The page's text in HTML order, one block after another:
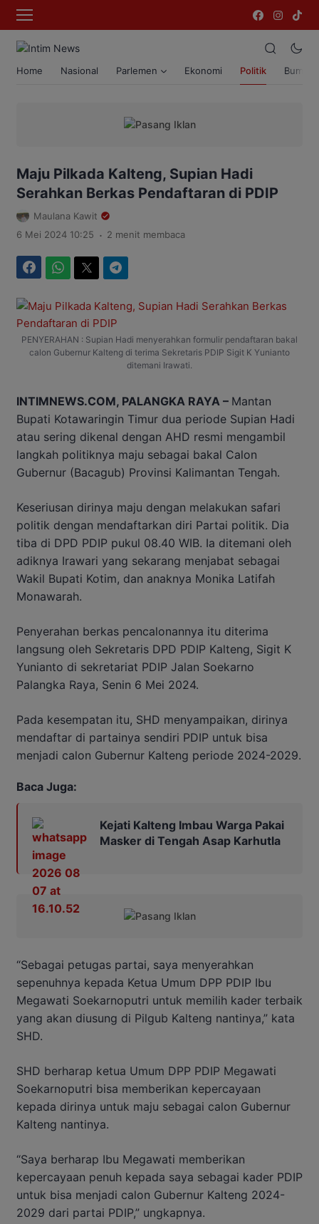
Home Nasional Parlemen Ekonomi Politik Bumi
Maju Pilkada Kalteng, Supian Hadi
Serahkan Berkas Pendaftaran di PDIP
Maulana Kawit
6 Mei 2024 10:25 . 2 menit membaca
PENYERAHAN : Supian Hadi menyerahkan formulir pendaftaran bakal
calon Gubernur Kalteng di terima Sekretaris PDIP Sigit K Yunianto
ditemani Irawati.
INTIMNEWS.COM, PALANGKA RAYA – Mantan
Bupati Kotawaringin Timur dua periode Supian Hadi
atau sering dikenal dengan AHD resmi mengambil
langkah politiknya maju sebagai bakal Calon
Gubernur (Bacagub) Provinsi Kalimantan Tengah.
Keseriusan dirinya maju dengan melakukan safari
politik dengan mendaftarkan diri Partai politik. Dia
tiba di DPD PDIP pukul 08.40 WIB. Ia ditemani oleh
adiknya Irawari yang sekarang menjabat sebagai
Wakil Bupati Kotim, dan anaknya Monika Latifah
Monawarah.
Penyerahan berkas pencalonannya itu diterima
langsung oleh Sekretaris DPD PDIP Kalteng, Sigit K
Yunianto di sekretariat PDIP Jalan Soekarno
Palangka Raya, Senin 6 Mei 2024.
Pada kesempatan itu, SHD menyampaikan, dirinya
mendaftar di partainya sendiri PDIP untuk bisa
menjadi calon Gubernur Kalteng periode 2024-2029.
Baca Juga:
Kejati Kalteng Imbau Warga Pakai
Masker di Tengah Asap Karhutla
“Sebagai petugas partai, saya menyerahkan
sepenuhnya kepada Ketua Umum DPP PDIP Ibu
Megawati Soekarnoputri untuk memilih kader terbaik
yang akan diusung di Pilgub Kalteng nantinya,” kata
SHD.
SHD berharap ketua Umum DPP PDIP Megawati
Soekarnoputri bisa memberikan kepercayaan
kepada dirinya untuk maju sebagai calon Gubernur
Kalteng nantinya.
“Saya berharap Ibu Megawati memberikan
kepercayaan penuh kepada saya sebagai kader PDIP
untuk bisa menjadi calon Gubernur Kalteng 2024-
2029 dari partai PDIP,” ungkapnya.